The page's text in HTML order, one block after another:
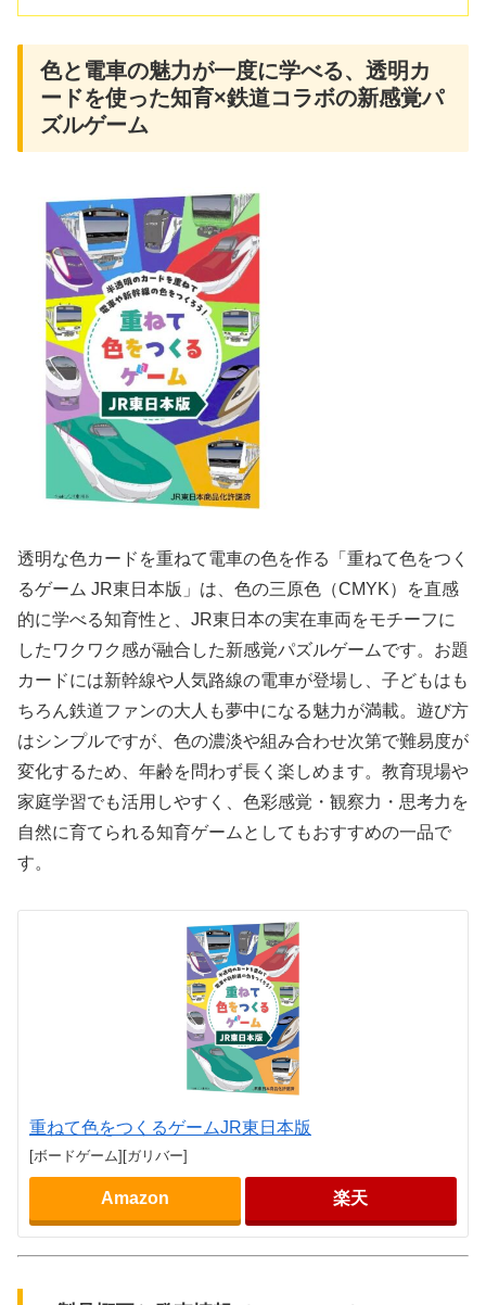
色と電車の魅力が一度に学べる、透明カ
ードを使った知育×鉄道コラボの新感覚パ
ズルゲーム
透明な色カードを重ねて電車の色を作る「重ねて色をつく
るゲーム JR東日本版」は、色の三原色（CMYK）を直感
的に学べる知育性と、JR東日本の実在車両をモチーフに
したワクワク感が融合した新感覚パズルゲームです。お題
カードには新幹線や人気路線の電車が登場し、子どもはも
ちろん鉄道ファンの大人も夢中になる魅力が満載。遊び方
はシンプルですが、色の濃淡や組み合わせ次第で難易度が
変化するため、年齢を問わず長く楽しめます。教育現場や
家庭学習でも活用しやすく、色彩感覚・観察力・思考力を
自然に育てられる知育ゲームとしてもおすすめの一品で
す。
重ねて色をつくるゲームJR東日本版
[ボードゲーム][ガリバー]
Amazon 楽天